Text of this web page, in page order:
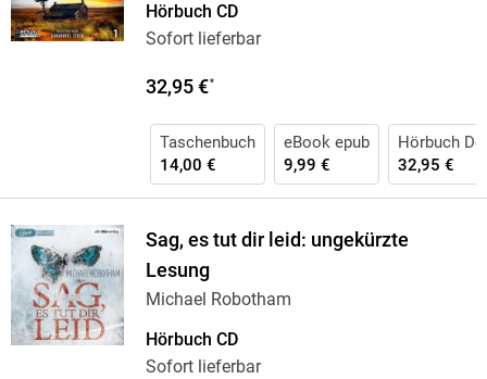
Hörbuch CD
Sofort lieferbar
32,95 €*
Taschenbuch
14,00 €
eBook epub
9,99 €
Hörbuch
32,95 €
Sag, es tut dir leid: ungekürzte
Lesung
Michael Robotham
Hörbuch CD
Sofort lieferbar